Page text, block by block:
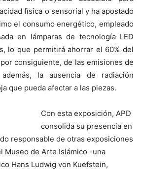
física o sensorial y ha apostado
el consumo energético, empleado
en lámparas de tecnología LED
lo que permitirá ahorrar el 60% del
consiguiente, de las emisiones de
además, la ausencia de radiación
que pueda afectar a las piezas.
Con esta exposición, APD
consolida su presencia en
responsable de otras exposiciones
Museo de Arte Islámico -una
Hans Ludwig von Kuefstein,